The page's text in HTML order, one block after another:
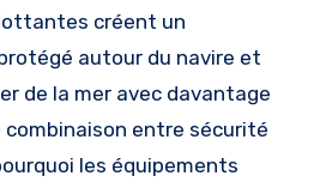
créent un
autour du navire et
de la mer avec davantage
entre sécurité
les équipements